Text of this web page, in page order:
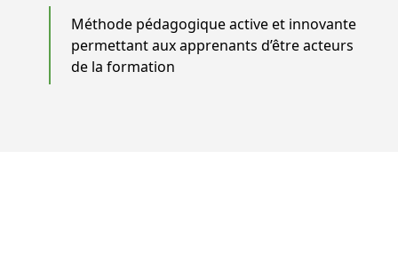
Méthode pédagogique active et innovante
permettant aux apprenants d’être acteurs
de la formation